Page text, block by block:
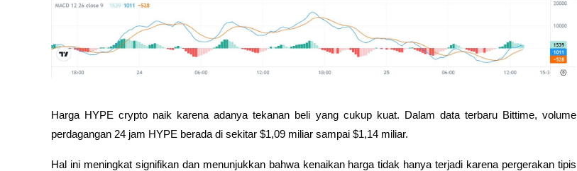
Harga HYPE crypto naik karena adanya tekanan beli yang cukup kuat. Dalam data terbaru Bittime, volume
perdagangan 24 jam HYPE berada di sekitar $1,09 miliar sampai $1,14 miliar.
Hal ini meningkat signifikan dan menunjukkan bahwa kenaikan harga tidak hanya terjadi karena pergerakan tipis